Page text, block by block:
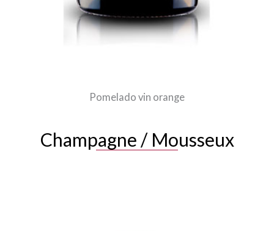
Pomelado vin orange
Champagne / Mousseux